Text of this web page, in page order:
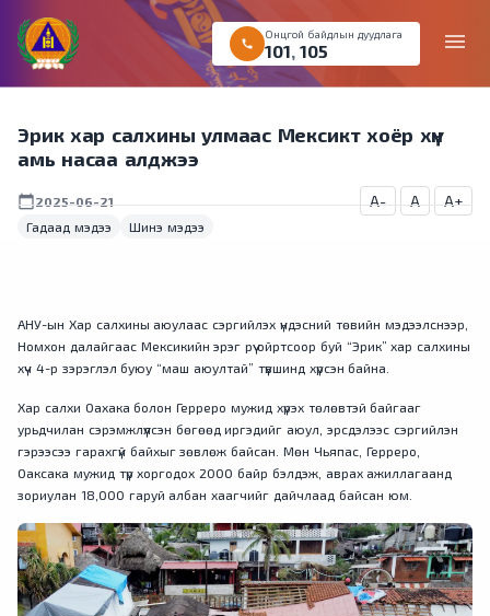
menu
call
Онцгой байдлын дуудлага
101 ,105
Эрик хар салхины улмаас Мексикт хоёр хүн
амь насаа алджээ
calendar_today2025-06-21
Гадаад мэдээ
Шинэ мэдээ
A- A A+
АНУ-ын Хар салхины аюулаас сэргийлэх үндэсний төвийн мэдээлснээр,
Номхон далайгаас Мексикийн эрэг рүү ойртсоор буй “Эрик” хар салхины
хүч 4-р зэрэглэл буюу “маш аюултай” түвшинд хүрсэн байна.
Хар салхи Оахака болон Герреро мужид хүрэх төлөвтэй байгааг
урьдчилан сэрэмжлүүлсэн бөгөөд иргэдийг аюул, эрсдэлээс сэргийлэн
гэрээсээ гарахгүй байхыг зөвлөж байсан. Мөн Чьяпас, Герреро,
Оаксака мужид түр хоргодох 2000 байр бэлдэж, аврах ажиллагаанд
зориулан 18,000 гаруй албан хаагчийг дайчлаад байсан юм.